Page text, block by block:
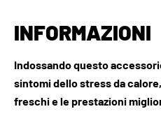
INFORMAZIONI
Indossando questo
sintomi dello stress da
freschi e le prestazioni